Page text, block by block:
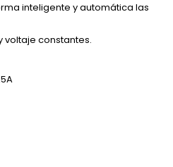
inteligente y automática las
voltaje constantes.